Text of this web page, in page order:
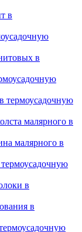
в
в
термоусадочную
малярного в
малярного в
в
в